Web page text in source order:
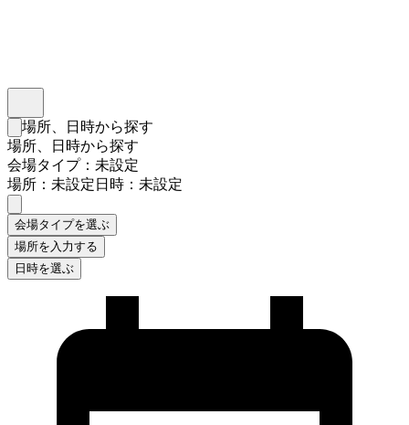
検索フォームを閉じる
場所、日時から探す
場所、日時から探す
会場タイプ：未設定
場所：未設定日時：未設定
会場タイプを選ぶ
場所を入力する
日時を選ぶ